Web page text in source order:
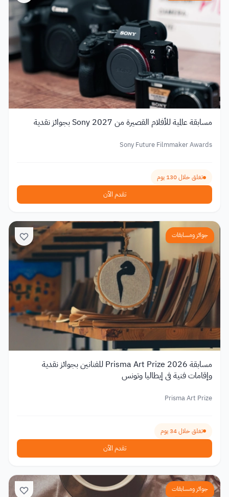
مسابقة عالمية للأفلام القصيرة من Sony 2027 بجوائز نقدية
Sony Future Filmmaker Awards
تغلق خلال 130 يوم
تقدم الآن
جوائز ومسابقات
مسابقة Prisma Art Prize 2026 للفنانين بجوائز نقدية
وإقامات فنية في إيطاليا وتونس
Prisma Art Prize
تغلق خلال 34 يوم
تقدم الآن
جوائز ومسابقات